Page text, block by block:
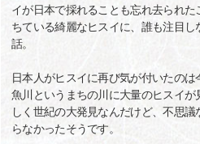
イが日本で採れることも忘れ去られ
ちている綺麗なヒスイに、誰も注目
話。
日本人がヒスイに再び気が付いたの
魚川というまちの川に大量のヒスイが
しく世紀の大発見なんだけど、不思
らなかったそうです。